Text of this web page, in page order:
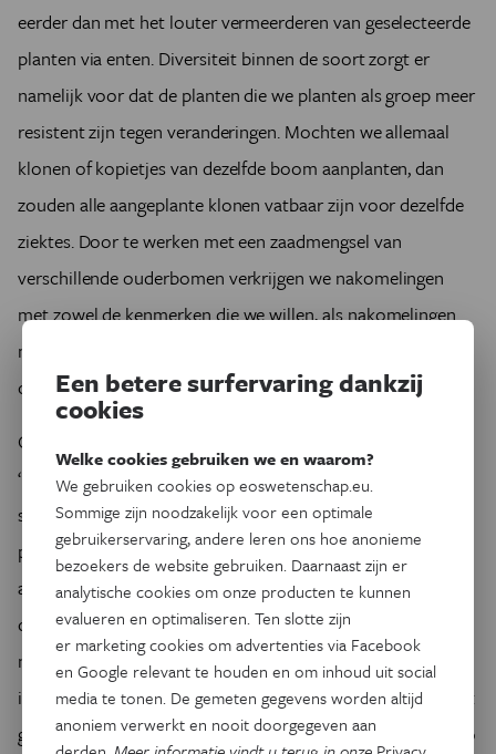
eerder dan met het louter vermeerderen van geselecteerde
planten via enten. Diversiteit binnen de soort zorgt er
namelijk voor dat de planten die we planten als groep meer
resistent zijn tegen veranderingen. Mochten we allemaal
klonen of kopietjes van dezelfde boom aanplanten, dan
zouden alle aangeplante klonen vatbaar zijn voor dezelfde
ziektes. Door te werken met een zaadmengsel van
verschillende ouderbomen verkrijgen we nakomelingen
met zowel de kenmerken die we willen, als nakomelingen
met meer diversiteit zodat één ziekte niet meteen de
ondergang voor alle planten betekent.
Op het INBO werk ik vooral met planten uit de categorie
“gekende origine”. Dat betekent dat de planten uit onze
streek (Vlaanderen) komen en daardoor autochtoon
plantgoed zijn. Doordat de ouders van deze planten
afkomstig zijn uit onze regio zijn en dus aangepast zijn aan
de lokale omstandigheden, wordt verwacht dat de
nakomelingen van deze planten dat ook zullen zijn. Het
inzetten op streekeigen en aangepast plantmateriaal, wordt
gepromoot en gesubsidieerd door de Vlaamse overheid. Zo
Een betere surfervaring dankzij
cookies
Welke cookies gebruiken we en waarom?
We gebruiken cookies op eoswetenschap.eu.
Sommige zijn noodzakelijk voor een optimale
gebruikerservaring, andere leren ons hoe anonieme
bezoekers de website gebruiken. Daarnaast zijn er
analytische cookies om onze producten te kunnen
evalueren en optimaliseren. Ten slotte zijn
er marketing cookies om advertenties via Facebook
en Google relevant te houden en om inhoud uit social
media te tonen. De gemeten gegevens worden altijd
anoniem verwerkt en nooit doorgegeven aan